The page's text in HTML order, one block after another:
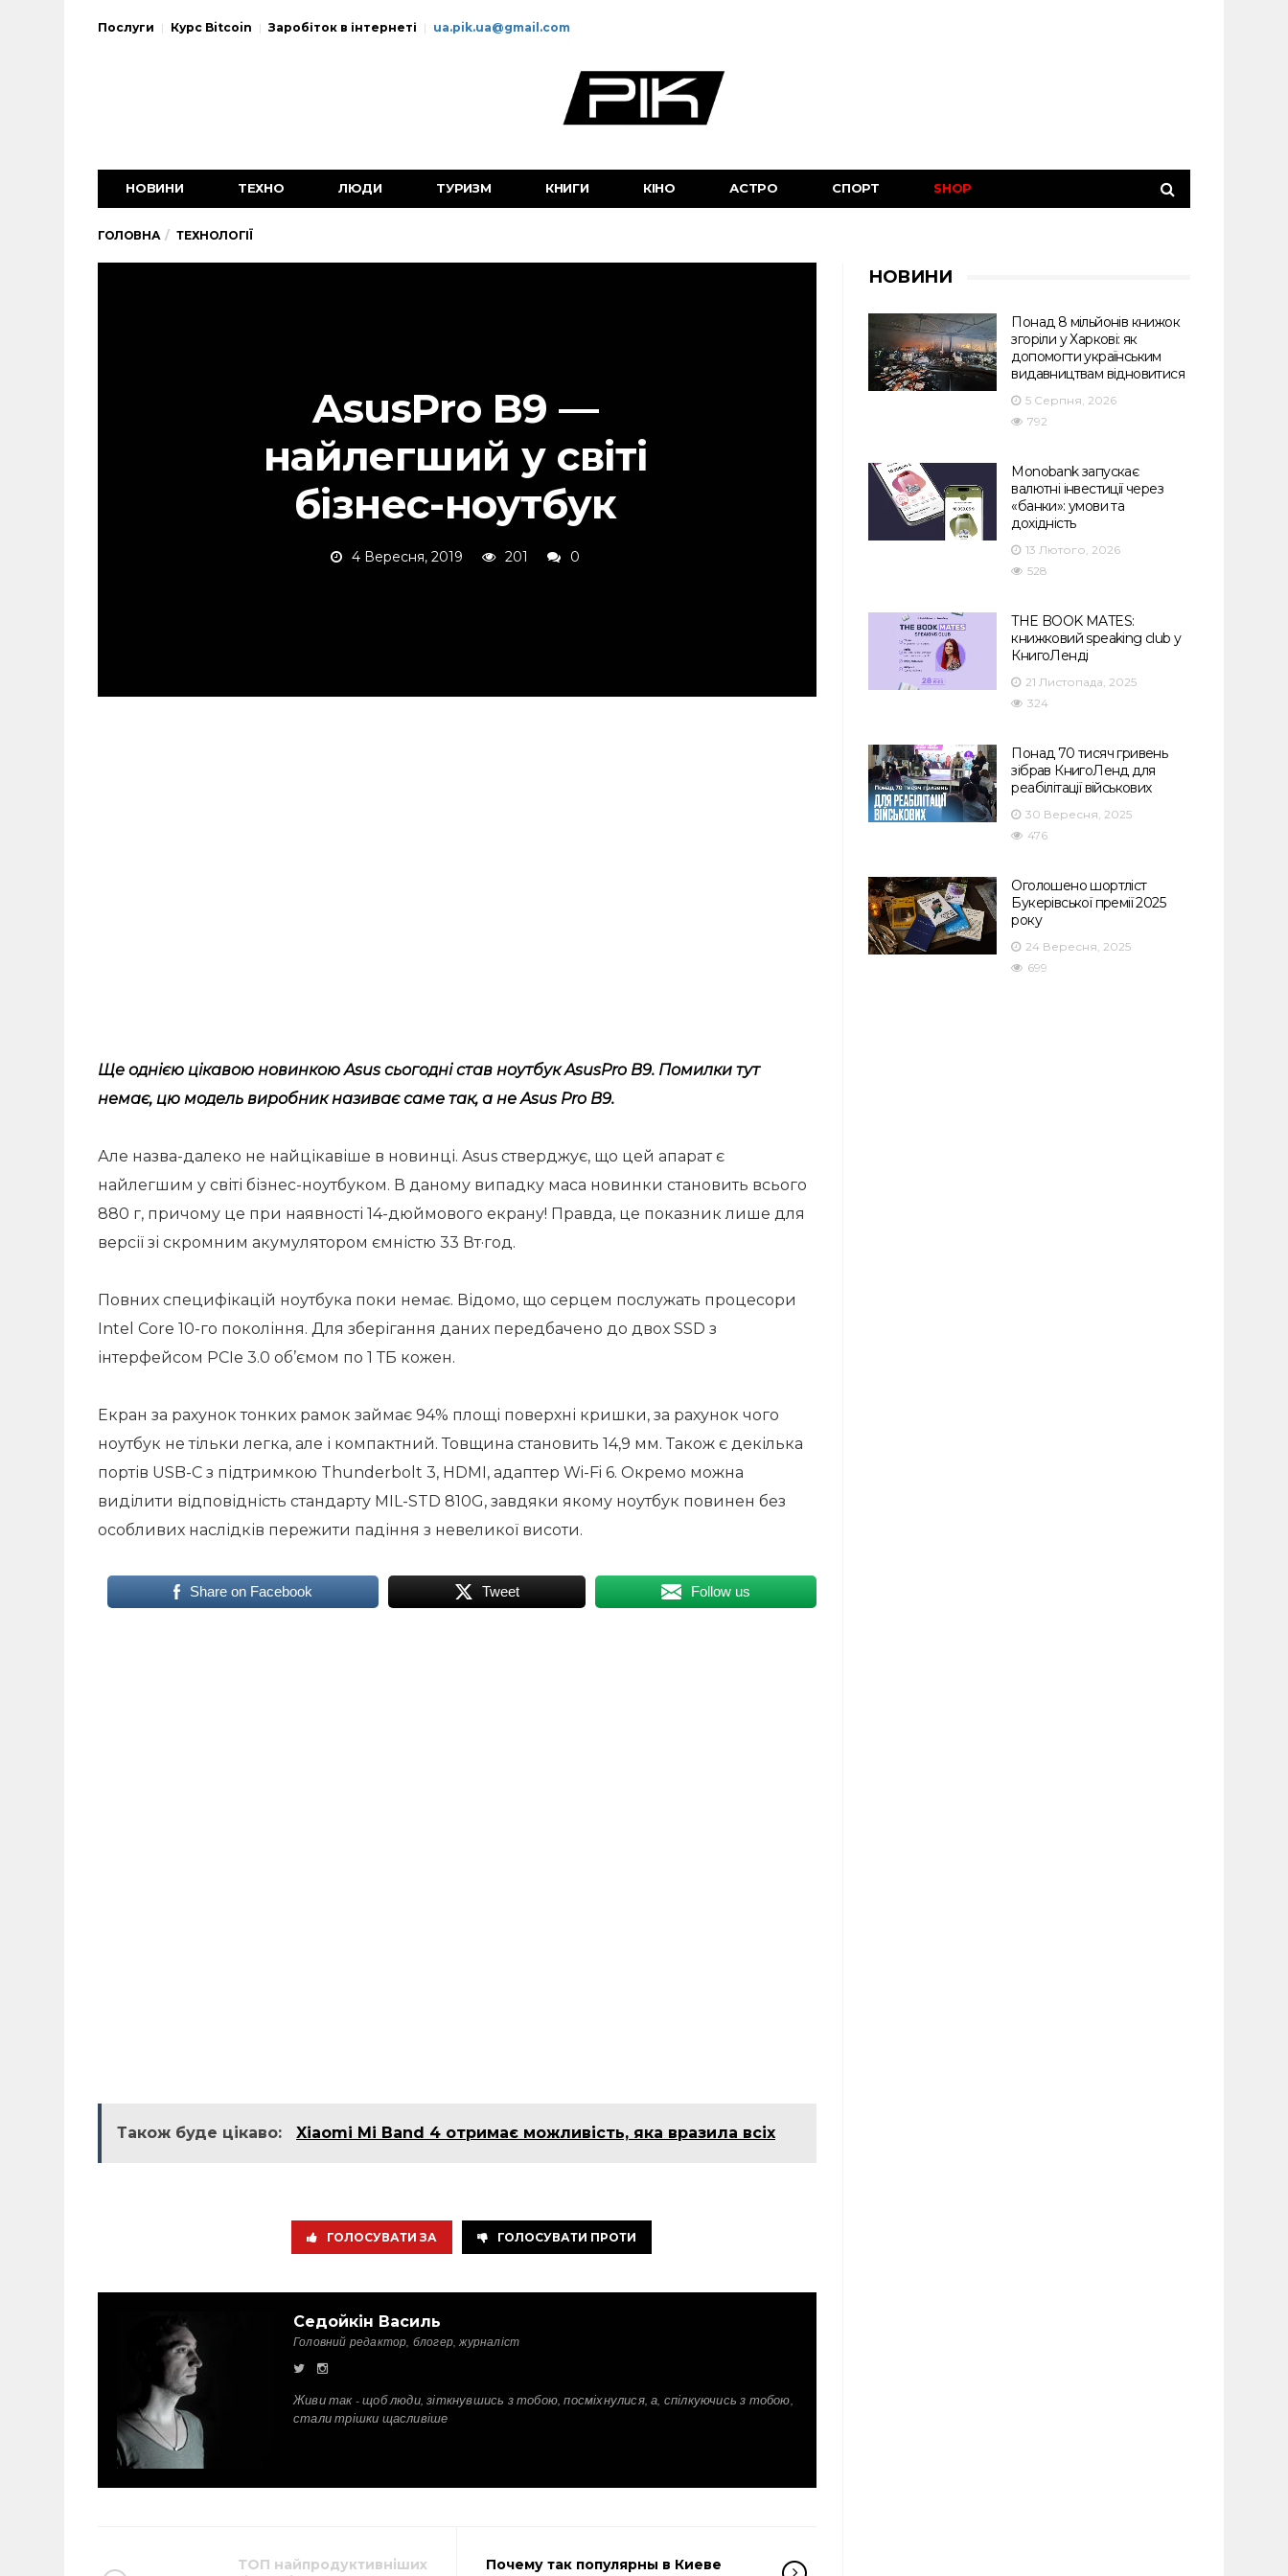
Послуги Курс Bitcoin Заробіток в інтернеті ua.pik.ua@gmail.com
НОВИНИ ТЕХНО ЛЮДИ ТУРИЗМ КНИГИ КІНО АСТРО СПОРТ SHOP
ГОЛОВНА ТЕХНОЛОГІЇ
AsusPro B9 —
найлегший у світі
бізнес-ноутбук
4 Вересня, 2019 201 0
Ще однією цікавою новинкою Asus сьогодні став ноутбук AsusPro B9. Помилки тут
немає, цю модель виробник називає саме так, а не Asus Pro B9.
Але назва-далеко не найцікавіше в новинці. Asus стверджує, що цей апарат є
найлегшим у світі бізнес-ноутбуком. В даному випадку маса новинки становить всього
880 г, причому це при наявності 14-дюймового екрану! Правда, це показник лише для
версії зі скромним акумулятором ємністю 33 Вт·год.
Повних специфікацій ноутбука поки немає. Відомо, що серцем послужать процесори
Intel Core 10-го покоління. Для зберігання даних передбачено до двох SSD з
інтерфейсом PCIe 3.0 об’ємом по 1 ТБ кожен.
Екран за рахунок тонких рамок займає 94% площі поверхні кришки, за рахунок чого
ноутбук не тільки легка, але і компактний. Товщина становить 14,9 мм. Також є декілька
портів USB-C з підтримкою Thunderbolt 3, HDMI, адаптер Wi-Fi 6. Окремо можна
виділити відповідність стандарту MIL-STD 810G, завдяки якому ноутбук повинен без
особливих наслідків пережити падіння з невеликої висоти.
Share on Facebook Tweet Follow us
Також буде цікаво: Xiaomi Mi Band 4 отримає можливість, яка вразила всіх
ГОЛОСУВАТИ ЗА ГОЛОСУВАТИ ПРОТИ
Седойкін Василь
Головний редактор, блогер, журналіст
Живи так - щоб люди, зіткнувшись з тобою, посміхнулися, а, спілкуючись з тобою,
стали трішки щасливіше
ТОП найпродуктивніших
Почему так популярны в Киеве
НОВИНИ
Понад 8 мільйонів книжок
згоріли у Харкові: як
допомогти українським
видавництвам відновитися
5 Серпня, 2026
792
Monobank запускає
валютні інвестиції через
«банки»: умови та
дохідність
13 Лютого, 2026
528
THE BOOK MATES:
книжковий speaking club у
КнигоЛенді
21 Листопада, 2025
324
Понад 70 тисяч гривень
зібрав КнигоЛенд для
реабілітації військових
30 Вересня, 2025
476
Оголошено шортліст
Букерівської премії 2025
року
24 Вересня, 2025
699